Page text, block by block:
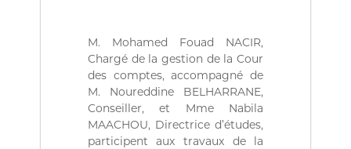
Z
)
م
ج
ل
e
C
o
n
ô
M. Mohamed Fouad NACIR,
Chargé de la gestion de la Cour
des comptes, accompagné de
M. Noureddine BELHARRANE,
Conseiller, et Mme Nabila
MAACHOU, Directrice d’études,
participent aux travaux de la